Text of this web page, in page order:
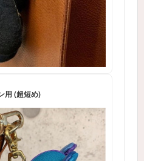
用 (超短め)